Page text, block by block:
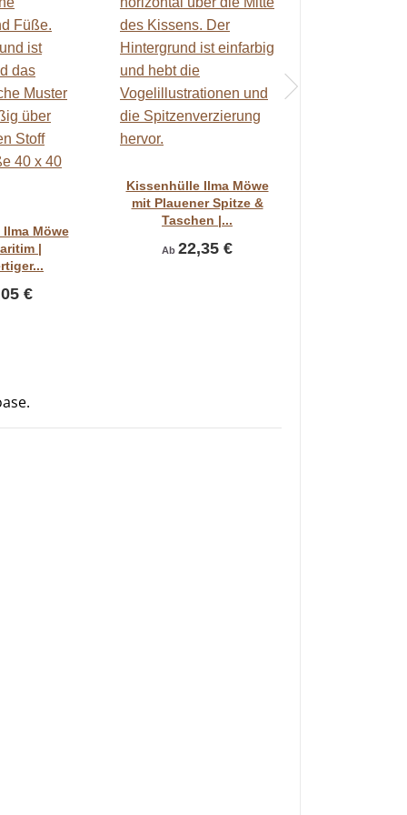
Möwe
|
€
Kissenhülle Ilma Möwe
mit Plauener Spitze &
Taschen |...
Ab 22,35 €